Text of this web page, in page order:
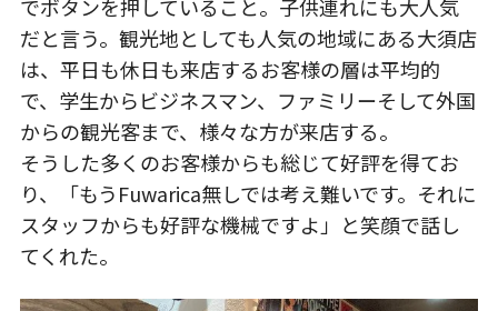
でボタンを押していること。子供連れにも大人気
だと言う。観光地としても人気の地域にある大須店
は、平日も休日も来店するお客様の層は平均的
で、学生からビジネスマン、ファミリーそして外国
からの観光客まで、様々な方が来店する。
そうした多くのお客様からも総じて好評を得てお
り、「もうFuwarica無しでは考え難いです。それに
スタッフからも好評な機械ですよ」と笑顔で話し
てくれた。